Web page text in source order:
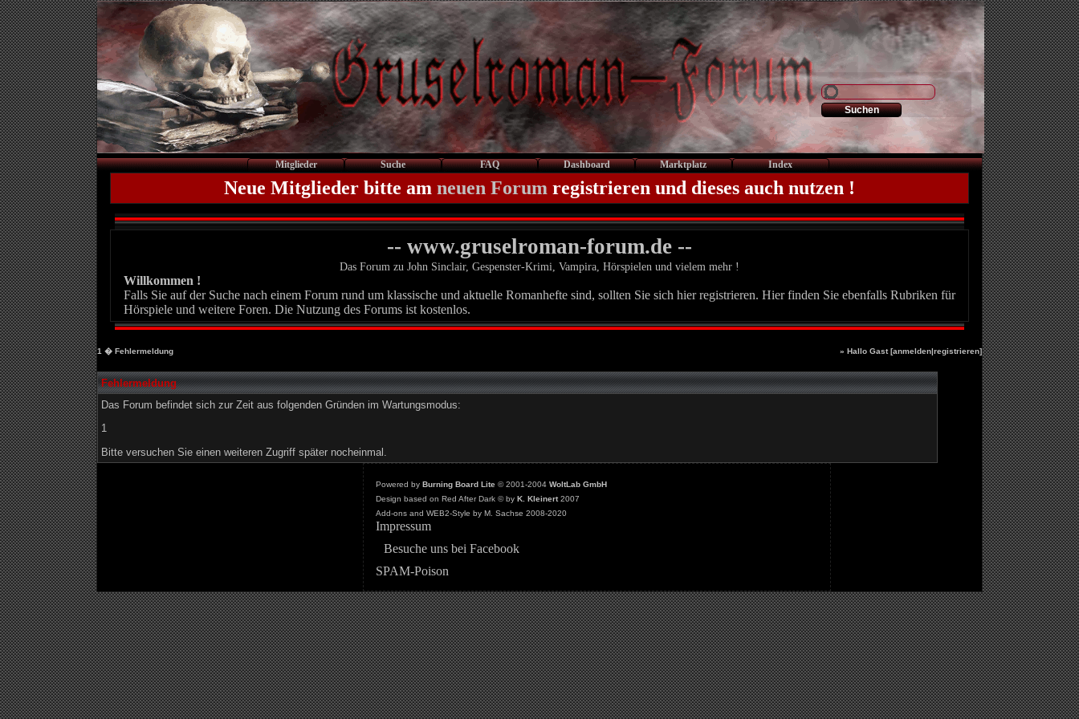
Mitglieder Suche FAQ Dashboard Marktplatz Index
Neue Mitglieder bitte am neuen Forum registrieren und dieses auch nutzen !
-- www.gruselroman-forum.de --
Das Forum zu John Sinclair, Gespenster-Krimi, Vampira, Hörspielen und vielem mehr !
Willkommen !
Falls Sie auf der Suche nach einem Forum rund um klassische und aktuelle Romanhefte sind, sollten Sie sich hier registrieren. Hier finden Sie ebenfalls Rubriken für
Hörspiele und weitere Foren. Die Nutzung des Forums ist kostenlos.
1 � Fehlermeldung » Hallo Gast [anmelden|registrieren]
Fehlermeldung
Das Forum befindet sich zur Zeit aus folgenden Gründen im Wartungsmodus:
1
Bitte versuchen Sie einen weiteren Zugriff später nocheinmal.
Powered by Burning Board Lite© 2001-2004 WoltLab GmbH
Design based on Red After Dark © by K. Kleinert2007
Add-ons and WEB2-Style by M. Sachse 2008-2020
Impressum
Besuche uns bei Facebook
SPAM-Poison